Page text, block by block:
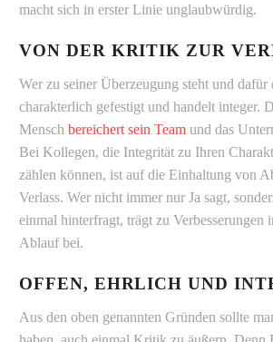
macht sich in erster Linie unglaubwürdig.
VON DER KRITIK ZUR
Wer zu seiner Überzeugung steht und
charakterlich gefestigt und handelt integer.
Mensch bereichert sein Team und das
Bei Kollegen, die Integrität zu Ihren
zählen können, ist auf die Einhaltung von
Verlass. Wer nicht immer nur Ja sagt,
einmal hinterfragt, trägt zu Verbesserungen
Ablauf bei.
OFFEN, EHRLICH UND
Aus den oben genannten Gründen sollte